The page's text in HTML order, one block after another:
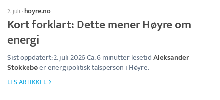
2. juli · hoyre.no
Kort forklart: Dette mener Høyre om
energi
Sist oppdatert: 2. juli 2026 Ca. 6 minutter lesetidAleksander
Stokkebøer energipolitisk talsperson i Høyre.
LES ARTIKKEL